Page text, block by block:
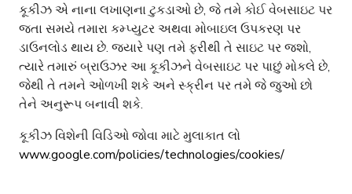
કૂકીઝ એ નાના લખાણના ટુકડાઓ છે, જે તમે કોઈ વેબસાઇટ પર
જતા સમયે તમારા કમ્પ્યુટર અથવા મોબાઇલ ઉપકરણ પર
ડાઉનલોડ થાય છે. જ્યારે પણ તમે ફરીથી તે સાઇટ પર જશો,
ત્યારે તમારું બ્રાઉઝર આ કૂકીઝને વેબસાઇટ પર પાછું મોકલે છે,
જેથી તે તમને ઓળખી શકે અને સ્ક્રીન પર તમે જે જુઓ છો
તેને અનુરૂપ બનાવી શકે.
કૂકીઝ વિશેની વિડિઓ જોવા માટે મુલાકાત લો
www.google.com/policies/technologies/cookies/